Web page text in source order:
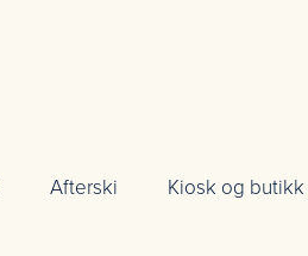
Afterski Kiosk og butikk